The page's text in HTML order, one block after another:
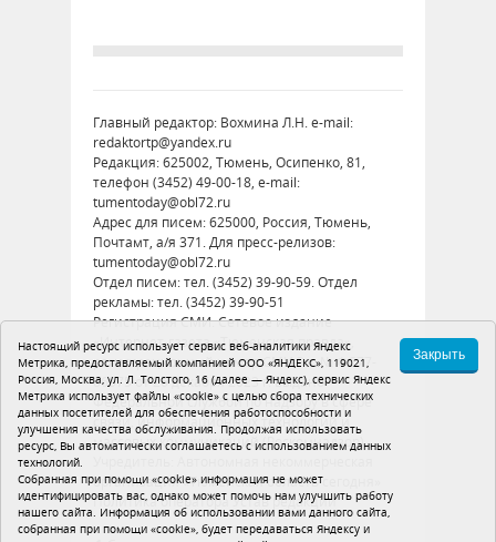
Главный редактор: Вохмина Л.Н. e-mail:
redaktortp@yandex.ru
Редакция: 625002, Тюмень, Осипенко, 81,
телефон (3452) 49-00-18, e-mail:
tumentoday@obl72.ru
Адрес для писем: 625000, Россия, Тюмень,
Почтамт, а/я 371. Для пресс-релизов:
tumentoday@obl72.ru
Отдел писем: тел. (3452) 39-90-59. Отдел
рекламы: тел. (3452) 39-90-51
Регистрация СМИ: Сетевое издание
«Интернет-газета «Тюменская правда»,
регистрационный номер СМИ Эл № ФС77-
86575 от 26 декабря 2023 г. выдано
Федеральной службой по надзору в сфере
связи, информационных технологий и
массовых коммуникаций (Роскомнадзор)
организация «Тюменская область сегодня»
Политика оператора Устав редакции
Настоящий ресурс использует сервис веб-аналитики Яндекс
Метрика, предоставляемый компанией ООО «ЯНДЕКС», 119021,
Россия, Москва, ул. Л. Толстого, 16 (далее — Яндекс), сервис Яндекс
Метрика использует файлы «cookie» с целью сбора технических
данных посетителей для обеспечения работоспособности и
улучшения качества обслуживания. Продолжая использовать
ресурс, Вы автоматически соглашаетесь с использованием данных
технологий.
Собранная при помощи «cookie» информация не может
идентифицировать вас, однако может помочь нам улучшить работу
нашего сайта. Информация об использовании вами данного сайта,
собранная при помощи «cookie», будет передаваться Яндексу и
Закрыть